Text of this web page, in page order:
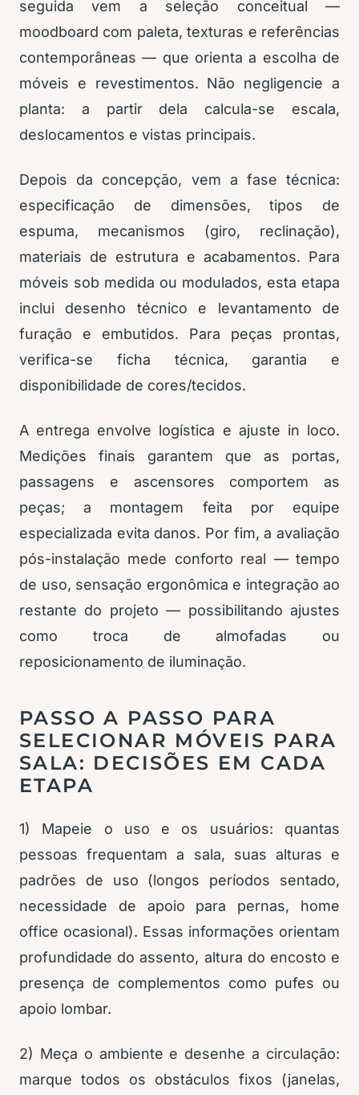
seguida vem a seleção conceitual —
moodboard com paleta, texturas e referências
contemporâneas — que orienta a escolha de
móveis e revestimentos. Não negligencie a
planta: a partir dela calcula-se escala,
deslocamentos e vistas principais.
Depois da concepção, vem a fase técnica:
especificação de dimensões, tipos de
espuma, mecanismos (giro, reclinação),
materiais de estrutura e acabamentos. Para
móveis sob medida ou modulados, esta etapa
inclui desenho técnico e levantamento de
furação e embutidos. Para peças prontas,
verifica-se ficha técnica, garantia e
disponibilidade de cores/tecidos.
A entrega envolve logística e ajuste in loco.
Medições finais garantem que as portas,
passagens e ascensores comportem as
peças; a montagem feita por equipe
especializada evita danos. Por fim, a avaliação
pós-instalação mede conforto real — tempo
de uso, sensação ergonômica e integração ao
restante do projeto — possibilitando ajustes
como troca de almofadas ou
reposicionamento de iluminação.
PASSO A PASSO PARA
SELECIONAR MÓVEIS PARA
SALA: DECISÕES EM CADA
ETAPA
1) Mapeie o uso e os usuários: quantas
pessoas frequentam a sala, suas alturas e
padrões de uso (longos períodos sentado,
necessidade de apoio para pernas, home
office ocasional). Essas informações orientam
profundidade do assento, altura do encosto e
presença de complementos como pufes ou
apoio lombar.
2) Meça o ambiente e desenhe a circulação:
marque todos os obstáculos fixos (janelas,